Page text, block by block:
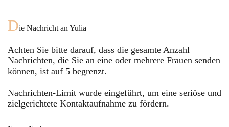
Die Nachricht an Yulia
Achten Sie bitte darauf, dass die gesamte Anzahl
Nachrichten, die Sie an eine oder mehrere Frauen senden
können, ist auf 5 begrenzt.
Nachrichten-Limit wurde eingeführt, um eine seriöse und
zielgerichtete Kontaktaufnahme zu fördern.